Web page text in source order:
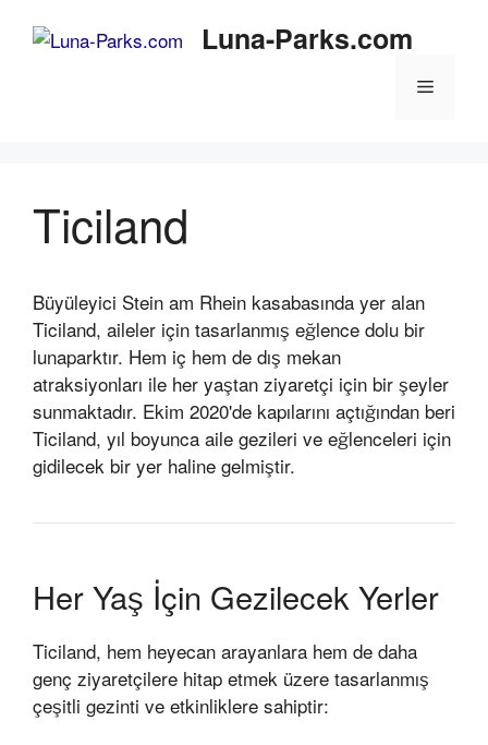
Luna-Parks.com
Menü
Ticiland
Büyüleyici Stein am Rhein kasabasında yer alan
Ticiland, aileler için tasarlanmış eğlence dolu bir
lunaparktır. Hem iç hem de dış mekan
atraksiyonları ile her yaştan ziyaretçi için bir şeyler
sunmaktadır. Ekim 2020'de kapılarını açtığından beri
Ticiland, yıl boyunca aile gezileri ve eğlenceleri için
gidilecek bir yer haline gelmiştir.
Her Yaş İçin Gezilecek Yerler
Ticiland, hem heyecan arayanlara hem de daha
genç ziyaretçilere hitap etmek üzere tasarlanmış
çeşitli gezinti ve etkinliklere sahiptir: